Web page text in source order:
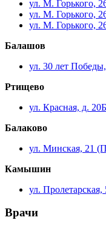
ул. М. Горького,
ул. М. Горького,
ул. М. Горького,
Балашов
ул. 30 лет
Ртищево
ул. Красная, д.
Балаково
ул. Минская, 21
Камышин
ул.
Врачи